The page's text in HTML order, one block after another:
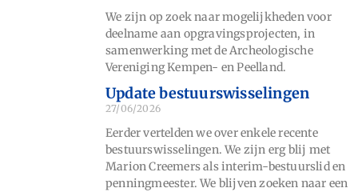
We zijn op zoek naar mogelijkheden voor
deelname aan opgravingsprojecten, in
samenwerking met de Archeologische
Vereniging Kempen- en Peelland.
Update bestuurswisselingen
27/06/2026
Eerder vertelden we over enkele recente
bestuurswisselingen. We zijn erg blij met
Marion Creemers als interim-bestuurslid en
penningmeester. We blijven zoeken naar een